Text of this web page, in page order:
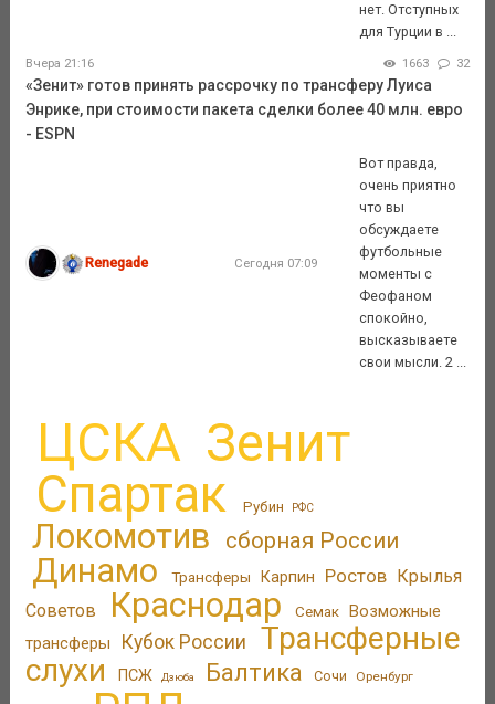
нет. Отступных
для Турции в ...
Вчера 21:16 1663 32
«Зенит» готов принять рассрочку по трансферу Луиса
Энрике, при стоимости пакета сделки более 40 млн. евро
- ESPN
Renegade Сегодня 07:09
Вот правда,
очень приятно
что вы
обсуждаете
футбольные
моменты с
Феофаном
спокойно,
высказываете
свои мысли. 2 ...
ЦСКА Зенит
Спартак Рубин РФС
Локомотив сборная России
Динамо Трансферы Карпин Ростов Крылья
Советов
Краснодар Семак Возможные
трансферы
Кубок России
Трансферные
слухи
ПСЖ Дзюба Балтика Сочи Оренбург